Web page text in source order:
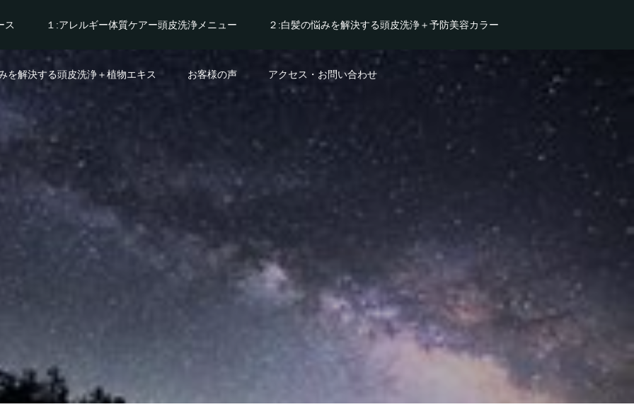
ス １:アレルギー体質ケアー頭皮洗浄メニュー ２:白髪の悩みを解決する頭皮洗浄＋予防美容カラー
を解決する頭皮洗浄＋植物エキス お客様の声 アクセス・お問い合わせ